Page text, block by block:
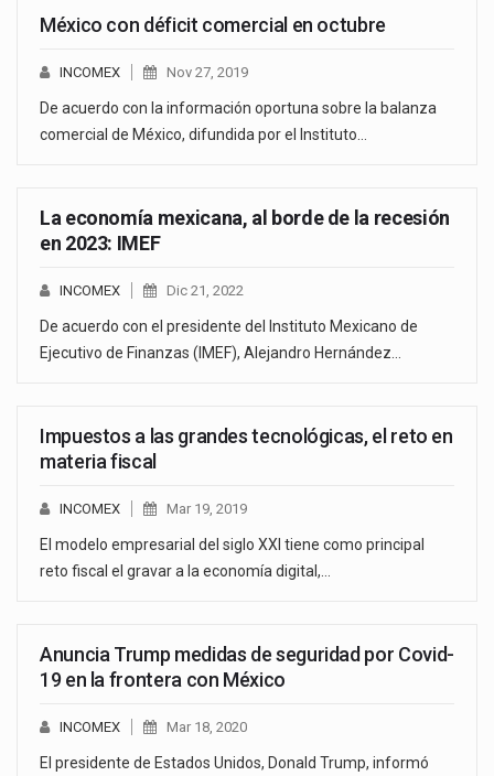
México con déficit comercial en octubre
INCOMEX Nov 27, 2019
De acuerdo con la información oportuna sobre la balanza
comercial de México, difundida por el Instituto…
La economía mexicana, al borde de la recesión
en 2023: IMEF
INCOMEX Dic 21, 2022
De acuerdo con el presidente del Instituto Mexicano de
Ejecutivo de Finanzas (IMEF), Alejandro Hernández…
Impuestos a las grandes tecnológicas, el reto en
materia fiscal
INCOMEX Mar 19, 2019
El modelo empresarial del siglo XXI tiene como principal
reto fiscal el gravar a la economía digital,…
Anuncia Trump medidas de seguridad por Covid-
19 en la frontera con México
INCOMEX Mar 18, 2020
El presidente de Estados Unidos, Donald Trump, informó